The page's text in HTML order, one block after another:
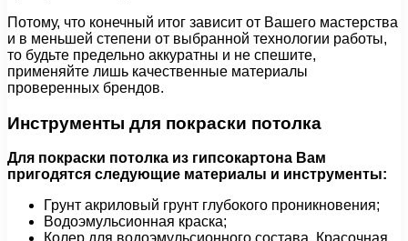
Потому, что конечный итог зависит от Вашего мастерства
и в меньшей степени от выбранной технологии работы,
то будьте предельно аккуратны и не спешите,
применяйте лишь качественные материалы
проверенных брендов.
Инструменты для покраски потолка
Для покраски потолка из гипсокартона Вам
пригодятся следующие материалы и инструменты:
Грунт акриловый грунт глубокого проникновения;
Водоэмульсионная краска;